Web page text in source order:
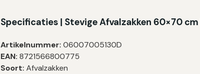
Specificaties | Stevige Afvalzakken 60×70
Artikelnummer: 06007005130D
EAN:8721566800775
Soort: Afvalzakken